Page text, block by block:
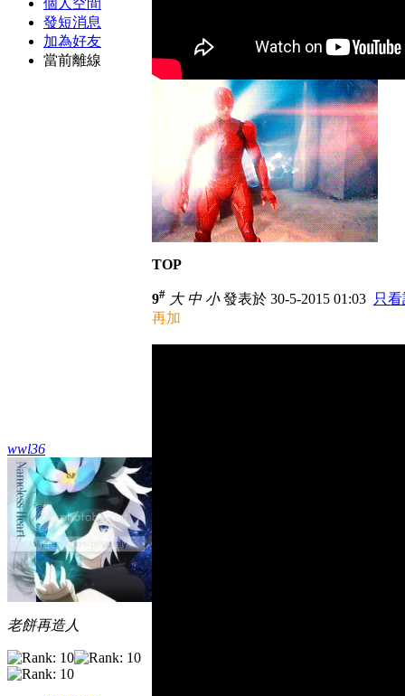
發短消息
加為好友
當前離線
TOP
wwl36
老餅再造人
9# 大 中 小發表於 30-5-2015 01:03 只
再加